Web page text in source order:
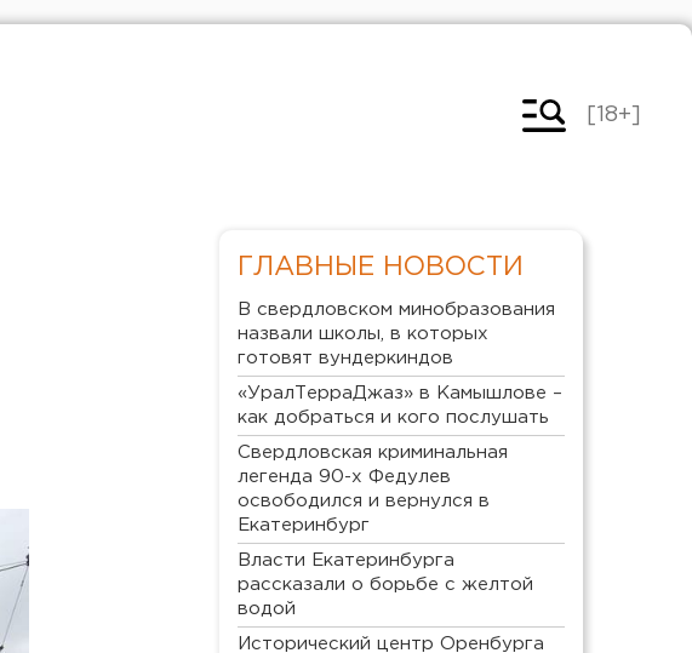
[18+]
ГЛАВНЫЕ НОВОСТИ
В свердловском минобразования
назвали школы, в которых
готовят вундеркиндов
«УралТерраДжаз» в Камышлове –
как добраться и кого послушать
Свердловская криминальная
легенда 90-х Федулев
освободился и вернулся в
Екатеринбург
Власти Екатеринбурга
рассказали о борьбе с желтой
водой
Исторический центр Оренбурга